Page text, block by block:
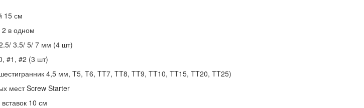
15 см
2 в одном
3.5/ 5/ 7 мм (4 шт)
#1, #2 (3 шт)
4,5 мм, T5, T6, TT7, TT8, TT9, TT10, TT15, TT20, TT25)
мест Screw Starter
10 см